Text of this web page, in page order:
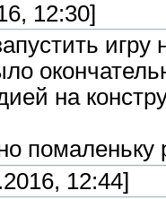
12:30]
на
помаленьку
12:44]